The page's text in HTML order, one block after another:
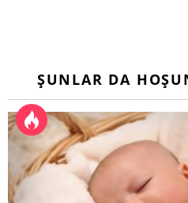
ŞUNLAR DA